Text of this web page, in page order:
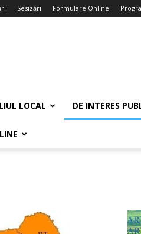
Sesizări Formulare Online
LOCAL DE INTERES